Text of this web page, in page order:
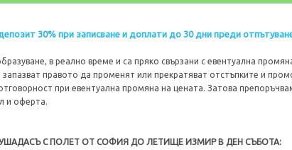
30% при записване и доплати до 30 дни преди
в реално време и са пряко свързани с евентуална
запазват правото да променят или прекратяват отстъпките и
при евентуална промяна на цената. Затова
и оферта.
С ПОЛЕТ ОТ СОФИЯ ДО ЛЕТИЩЕ ИЗМИР В ДЕН СЪБОТА: